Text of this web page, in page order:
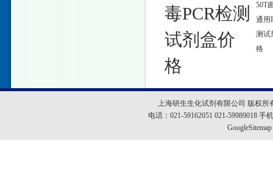
毒PCR检测
试剂盒价
格
50T
通用
测试
格
上海研生生化试剂有限公司 版权所
电话：021-59162051 021-59989018
GoogleSitemap